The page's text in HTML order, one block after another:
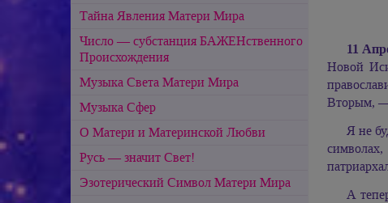
Тайна Явления Матери Мира
Число — субстанция БАЖЕНственного
Происхождения
Музыка Света Матери Мира
Музыка Сфер
О Матери и Материнской Любви
Русь — значит Свет!
Эзотерический Cимвол Матери Мира
11
Новой
Вторым, —
Я не
А